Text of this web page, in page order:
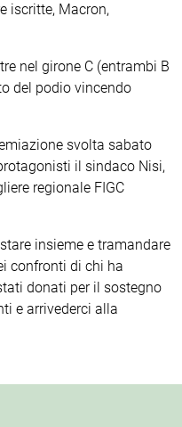
iscritte, Macron,
nel girone C (entrambi B
del podio vincendo
svolta sabato
il sindaco Nisi,
regionale FIGC
insieme e tramandare
confronti di chi ha
donati per il sostegno
e arrivederci alla